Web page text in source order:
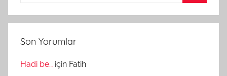
Son Yorumlar
Hadi be… için Fatih